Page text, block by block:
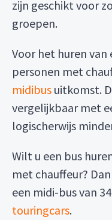
zijn geschikt voor
groepen.
Voor het huren
personen met
midibus uitkomst.
vergelijkbaar met
logischerwijs
Wilt u een bus
met chauffeur?
een midi-bus van
touringcars.